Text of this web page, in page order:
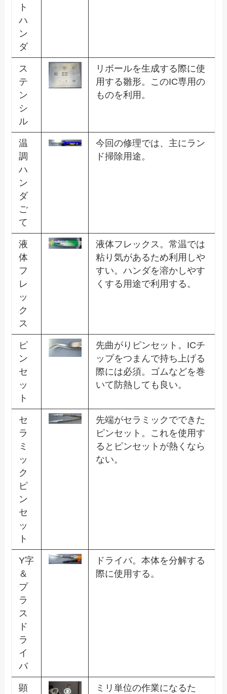
ト
ハ
ン
ダ
ス
テ
ン
シ
ル
リボールを生成する際に使
用する雛形。このIC専用の
ものを利用。
温
調
ハ
ン
ダ
ご
て
今回の修理では、主にラン
ド掃除用途。
液
体
フ
レ
ッ
ク
ス
液体フレックス。常温では
粘り気があるため利用しや
すい。ハンダを溶かしやす
くする用途で利用する。
ピ
ン
セ
ッ
ト
先曲がりピンセット。ICチ
ップをつまんで持ち上げる
際には必須。ゴムなどを巻
いて防熱しても良い。
セ
ラ
ミ
ッ
ク
ピ
ン
セ
ッ
ト
先端がセラミックでできた
ピンセット。これを使用す
るとピンセットが熱くなら
ない。
Y字
＆
プ
ラ
ス
ド
ラ
イ
バ
ドライバ。本体を分解する
際に使用する。
顕
ミリ単位の作業になるた